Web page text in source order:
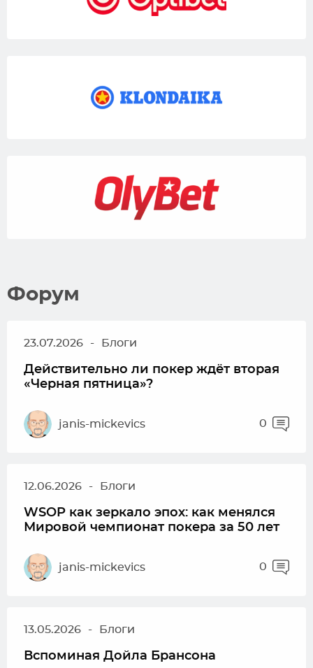
Форум
23.07.2026 - Блоги
Действительно ли покер ждёт вторая
«Черная пятница»?
janis-mickevics 0
12.06.2026 - Блоги
WSOP как зеркало эпох: как менялся
Мировой чемпионат покера за 50 лет
janis-mickevics 0
13.05.2026 - Блоги
Вспоминая Дойла Брансона